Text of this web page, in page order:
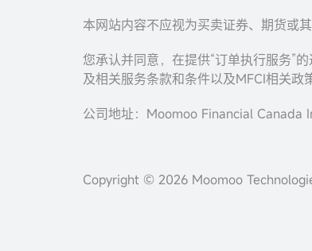
本网站内容不应视为买卖证券、期货或
您承认并同意，在提供“订单执行服务”
及相关服务条款和条件以及MFCI相关政
公司地址：Moomoo Financial Canada
Copyright © 2026 Moomoo